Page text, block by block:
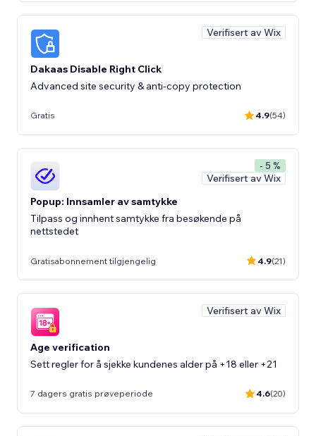
Verifisert av Wix
Dakaas Disable Right Click
Advanced site security & anti-copy protection
Gratis 4.9(54)
- 5 %
Verifisert av Wix
Popup: Innsamler av samtykke
Tilpass og innhent samtykke fra besøkende på
nettstedet
Gratisabonnement tilgjengelig 4.9(21)
Verifisert av Wix
Age verification
Sett regler for å sjekke kundenes alder på +18 eller +21
7 dagers gratis prøveperiode 4.6(20)